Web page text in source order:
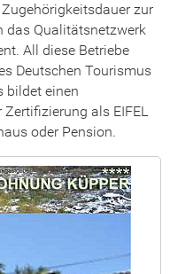
zur
das Qualitätsnetzwerk
All diese Betriebe
Deutschen Tourismus
bildet einen
als EIFEL
oder Pension.